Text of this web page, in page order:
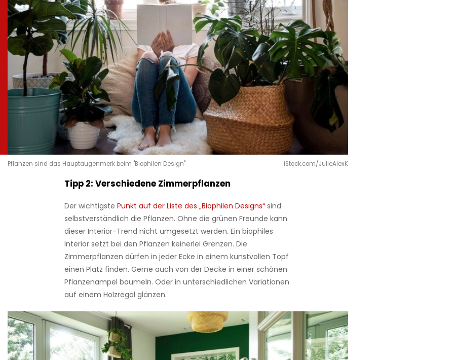
Pflanzen sind das Hauptaugenmerk beim "Biophilen Design" iStock.com/JulieAlexK
Tipp 2: Verschiedene Zimmerpflanzen
Der wichtigste Punkt auf der Liste des „Biophilen Designs“sind
selbstverständlich die Pflanzen. Ohne die grünen Freunde kann
dieser Interior-Trend nicht umgesetzt werden. Ein biophiles
Interior setzt bei den Pflanzen keinerlei Grenzen. Die
Zimmerpflanzen dürfen in jeder Ecke in einem kunstvollen Topf
einen Platz finden. Gerne auch von der Decke in einer schönen
Pflanzenampel baumeln. Oder in unterschiedlichen Variationen
auf einem Holzregal glänzen.